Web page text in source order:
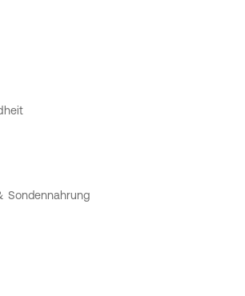
Sondennahrung